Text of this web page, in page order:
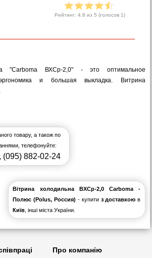
Рейтинг: 4.8 из 5 (голосов 1)
"Carboma ВХСр-2,0" - это оптимальное
эргономика и большая выкладка. Витрина
товару, а також по
телефонуйте:
, (095) 882-02-24
Вітрина холодильна ВХСр-2,0 Сarboma -
Полюс (Polus, Россия) - купити з доставкою в
Київ , інші міста України.
Про компанію